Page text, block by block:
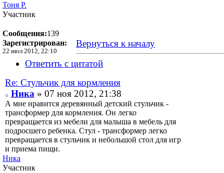
Тоня Р.
Участник
Сообщения:139
Зарегистрирован:
22 июл 2012, 22:10
Вернуться к началу
Ответить с цитатой
Re: Стульчик для кормления
Ника» 07 ноя 2012, 21:38
А мне нравится деревянный детский стульчик -
трансформер для кормления. Он легко
превращается из мебели для малыша в мебель для
подросшего ребенка. Стул - трансформер легко
превращается в стульчик и небольшой стол для игр
и приема пищи.
Ника
Участник